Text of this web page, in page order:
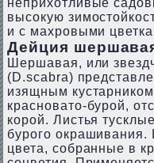
неприхотливые
высокую
и с махровыми
Дейция
Шершавая, или
(D.sсаbrа)
изящным
красновато-бурой,
корой. Листья
бурого окрашивания.
цвета, собранные в